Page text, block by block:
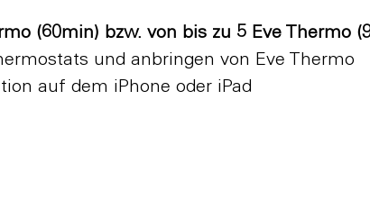
(60min) bzw. von bis zu 5 Eve Thermo
und anbringen von Eve Thermo
auf dem iPhone oder iPad